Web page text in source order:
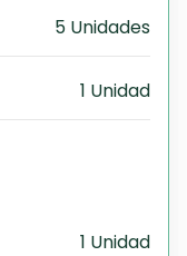
5 Unidades
1 Unidad
1 Unidad